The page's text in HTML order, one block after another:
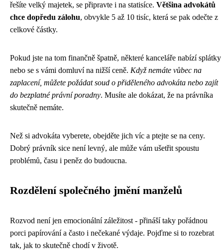
řešíte velký majetek, se připravte i na statisíce. Většina advokátů
chce dopředu zálohu, obvykle 5 až 10 tisíc, která se pak odečte z
celkové částky.
Pokud jste na tom finančně špatně, některé kanceláře nabízí splátky
nebo se s vámi domluví na nižší ceně. Když nemáte vůbec na
zaplacení, můžete požádat soud o přiděleného advokáta nebo zajít
do bezplatné právní poradny. Musíte ale dokázat, že na právníka
skutečně nemáte.
Než si advokáta vyberete, obejděte jich víc a ptejte se na ceny.
Dobrý právník sice není levný, ale může vám ušetřit spoustu
problémů, času i peněz do budoucna.
Rozdělení společného jmění manželů
Rozvod není jen emocionální záležitost - přináší taky pořádnou
porci papírování a často i nečekané výdaje. Pojďme si to rozebrat
tak, jak to skutečně chodí v životě.